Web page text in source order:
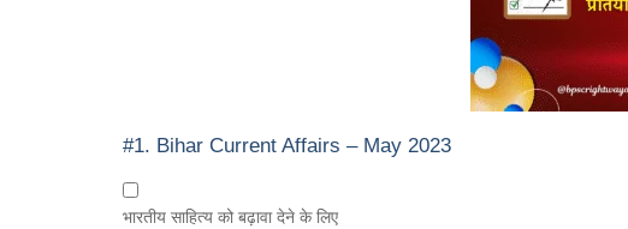
#1. Bihar Current Affairs – May 2023
भारतीय साहित्य को बढ़ावा देने के लिए